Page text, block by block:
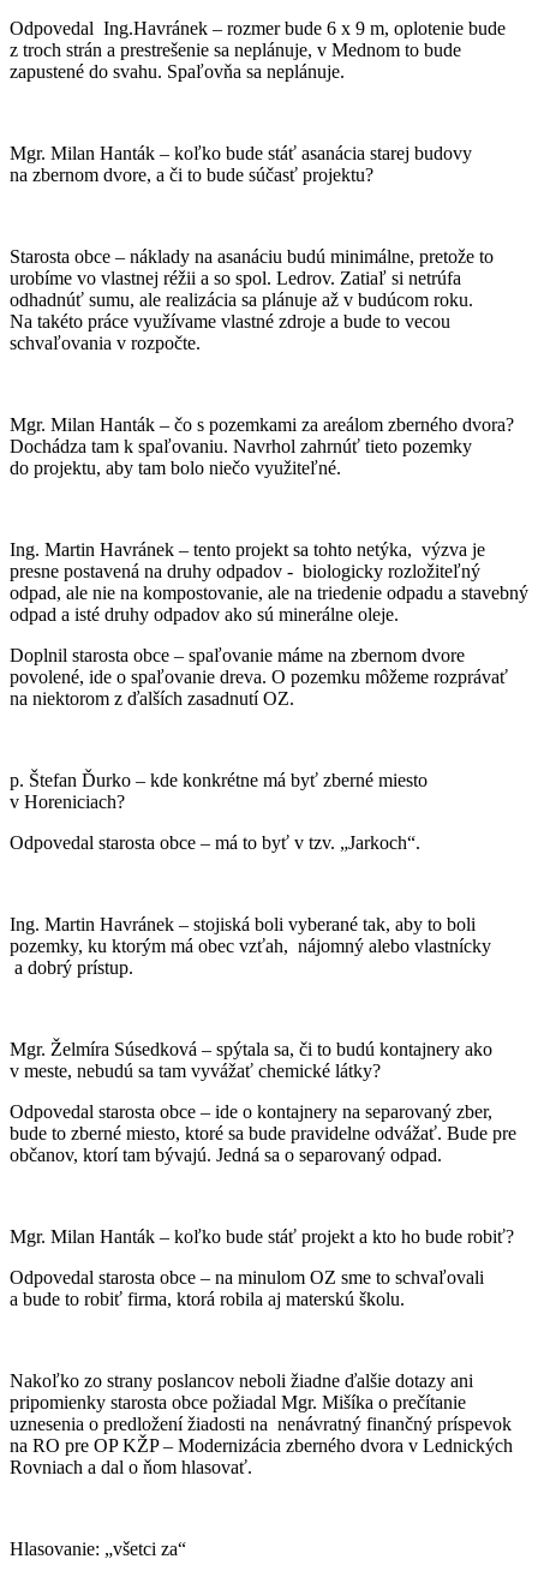
Odpovedal Ing.Havránek – rozmer bude 6 x 9 m, oplotenie bude
z troch strán a prestrešenie sa neplánuje, v Mednom to bude
zapustené do svahu. Spaľovňa sa neplánuje.
Mgr. Milan Hanták – koľko bude stáť asanácia starej budovy
na zbernom dvore, a či to bude súčasť projektu?
Starosta obce – náklady na asanáciu budú minimálne, pretože to
urobíme vo vlastnej réžii a so spol. Ledrov. Zatiaľ si netrúfa
odhadnúť sumu, ale realizácia sa plánuje až v budúcom roku.
Na takéto práce využívame vlastné zdroje a bude to vecou
schvaľovania v rozpočte.
Mgr. Milan Hanták – čo s pozemkami za areálom zberného dvora?
Dochádza tam k spaľovaniu. Navrhol zahrnúť tieto pozemky
do projektu, aby tam bolo niečo využiteľné.
Ing. Martin Havránek – tento projekt sa tohto netýka, výzva je
presne postavená na druhy odpadov - biologicky rozložiteľný
odpad, ale nie na kompostovanie, ale na triedenie odpadu a stavebný
odpad a isté druhy odpadov ako sú minerálne oleje.
Doplnil starosta obce – spaľovanie máme na zbernom dvore
povolené, ide o spaľovanie dreva. O pozemku môžeme rozprávať
na niektorom z ďalších zasadnutí OZ.
p. Štefan Ďurko – kde konkrétne má byť zberné miesto
v Horeniciach?
Odpovedal starosta obce – má to byť v tzv. „Jarkoch“.
Ing. Martin Havránek – stojiská boli vyberané tak, aby to boli
pozemky, ku ktorým má obec vzťah, nájomný alebo vlastnícky
a dobrý prístup.
Mgr. Želmíra Súsedková – spýtala sa, či to budú kontajnery ako
v meste, nebudú sa tam vyvážať chemické látky?
Odpovedal starosta obce – ide o kontajnery na separovaný zber,
bude to zberné miesto, ktoré sa bude pravidelne odvážať. Bude pre
občanov, ktorí tam bývajú. Jedná sa o separovaný odpad.
Mgr. Milan Hanták – koľko bude stáť projekt a kto ho bude robiť?
Odpovedal starosta obce – na minulom OZ sme to schvaľovali
a bude to robiť firma, ktorá robila aj materskú školu.
Nakoľko zo strany poslancov neboli žiadne ďalšie dotazy ani
pripomienky starosta obce požiadal Mgr. Mišíka o prečítanie
uznesenia o predložení žiadosti na nenávratný finančný príspevok
na RO pre OP KŽP – Modernizácia zberného dvora v Lednických
Rovniach a dal o ňom hlasovať.
Hlasovanie: „všetci za“